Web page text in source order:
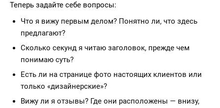
Теперь задайте себе вопросы:
Что я вижу первым делом? Понятно ли, что здесь
предлагают?
Сколько секунд я читаю заголовок, прежде чем
понимаю суть?
Есть ли на странице фото настоящих клиентов или
только «дизайнерские»?
Вижу ли я отзывы? Где они расположены — внизу,